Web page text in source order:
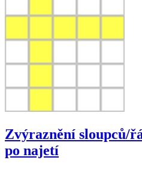
Zvýraznění sloupců/
po najetí